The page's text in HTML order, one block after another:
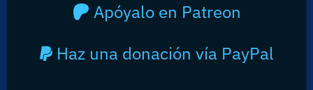
Apóyalo en Patreon
Haz una donación vía PayPal